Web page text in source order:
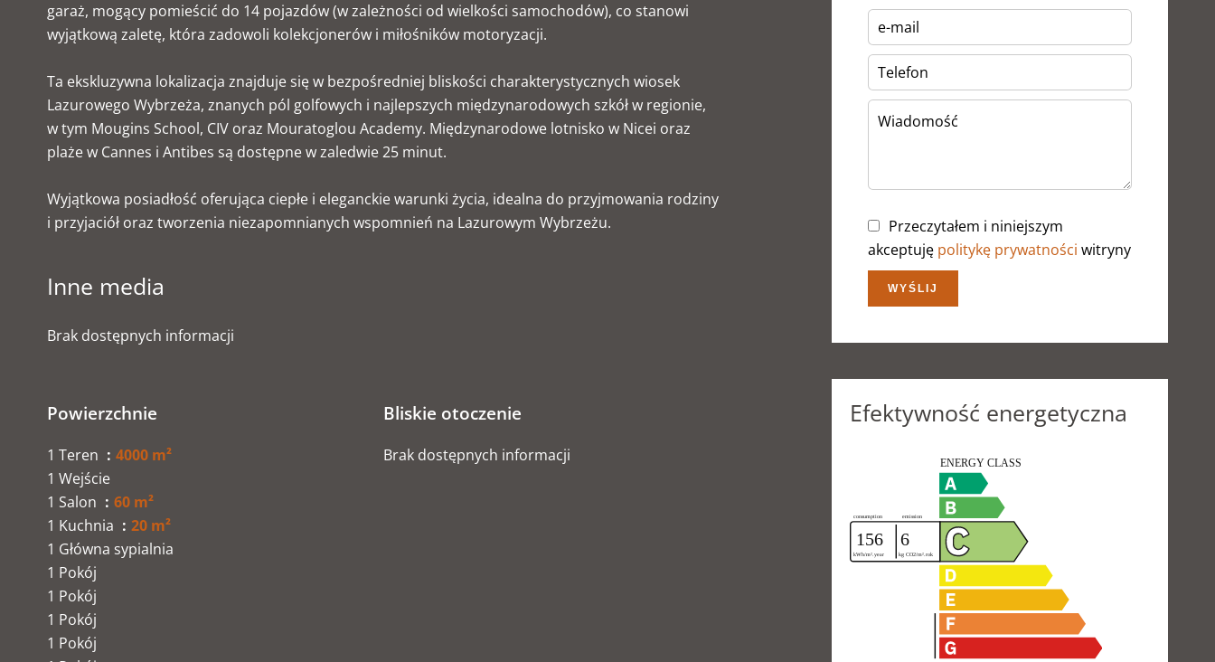
garaż, mogący pomieścić do 14 pojazdów (w zależności od wielkości samochodów), co stanowi
wyjątkową zaletę, która zadowoli kolekcjonerów i miłośników motoryzacji.
Ta ekskluzywna lokalizacja znajduje się w bezpośredniej bliskości charakterystycznych wiosek
Lazurowego Wybrzeża, znanych pól golfowych i najlepszych międzynarodowych szkół w regionie,
w tym Mougins School, CIV oraz Mouratoglou Academy. Międzynarodowe lotnisko w Nicei oraz
plaże w Cannes i Antibes są dostępne w zaledwie 25 minut.
Wyjątkowa posiadłość oferująca ciepłe i eleganckie warunki życia, idealna do przyjmowania rodziny
i przyjaciół oraz tworzenia niezapomnianych wspomnień na Lazurowym Wybrzeżu.
Inne media
Brak dostępnych informacji
Powierzchnie
1 Teren
4000 m²
1 Wejście
1 Salon
60 m²
1 Kuchnia
20 m²
1 Główna sypialnia
1 Pokój
1 Pokój
1 Pokój
1 Pokój
Bliskie otoczenie
Brak dostępnych informacji
Przeczytałem i niniejszym
akceptuję politykę prywatności witryny
WYŚLIJ
Efektywność energetyczna